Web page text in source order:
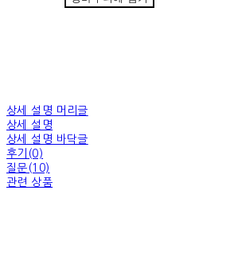
상세 설명 머리글
상세 설명
상세 설명 바닥글
후기(0)
질문(10)
관련 상품